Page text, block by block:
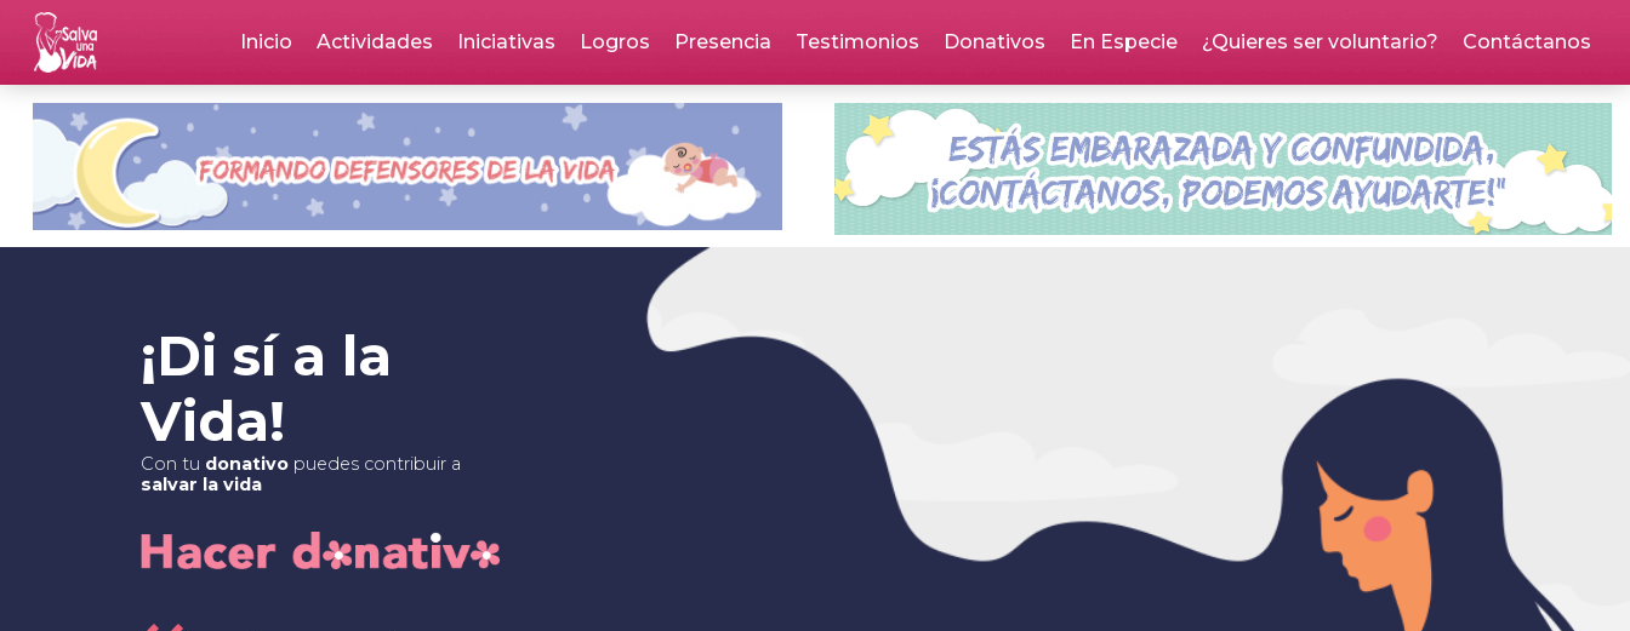
Skip
main
content
Inicio Actividades Iniciativas Logros Presencia Testimonios Donativos En Especie ¿Quieres ser voluntario? Contáctanos
¡Di sí a la
Vida!
Con tu donativopuedes contribuir a
salvar la vida